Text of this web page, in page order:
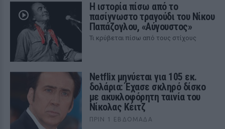
Η ιστορία πίσω από το
πασίγνωστο τραγούδι του Νίκου
Παπάζογλου, «Αύγουστος»
Τι κρύβεται πίσω από τους στίχους
Netflix μηνύεται για 105 εκ.
δολάρια: Έχασε σκληρό δίσκο
με ακυκλοφόρητη ταινία του
Νίκολας Κέιτζ
ΠΡΙΝ 1 ΕΒΔΟΜΆΔΑ